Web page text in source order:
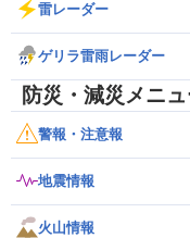
雷レーダー
ゲリラ雷雨レーダー
防災・減災メニ
警報・注意報
地震情報
火山情報